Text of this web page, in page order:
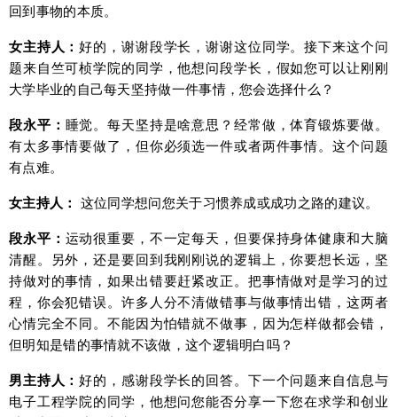
回到事物的本质。
女主持人：好的，谢谢段学长，谢谢这位同学。接下来这个问
题来自竺可桢学院的同学，他想问段学长，假如您可以让刚刚
大学毕业的自己每天坚持做一件事情，您会选择什么？
段永平： 睡觉。每天坚持是啥意思？经常做，体育锻炼要做。
有太多事情要做了，但你必须选一件或者两件事情。这个问题
有点难。
女主持人： 这位同学想问您关于习惯养成或成功之路的建议。
段永平： 运动很重要，不一定每天，但要保持身体健康和大脑
清醒。另外，还是要回到我刚刚说的逻辑上，你要想长远，坚
持做对的事情，如果出错要赶紧改正。把事情做对是学习的过
程，你会犯错误。许多人分不清做错事与做事情出错，这两者
心情完全不同。不能因为怕错就不做事，因为怎样做都会错，
但明知是错的事情就不该做，这个逻辑明白吗？
男主持人：好的，感谢段学长的回答。下一个问题来自信息与
电子工程学院的同学，他想问您能否分享一下您在求学和创业